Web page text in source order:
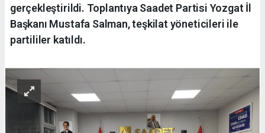
gerçekleştirildi. Toplantıya Saadet Partisi Yozgat İl
Başkanı Mustafa Salman, teşkilat yöneticileri ile
partililer katıldı.